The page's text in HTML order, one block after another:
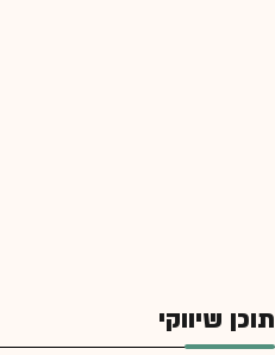
תוכן שיווקי